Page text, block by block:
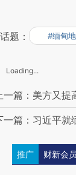
话题： #缅甸
Loading...
一篇：美方又提
一篇：习近平就
推广 财新会